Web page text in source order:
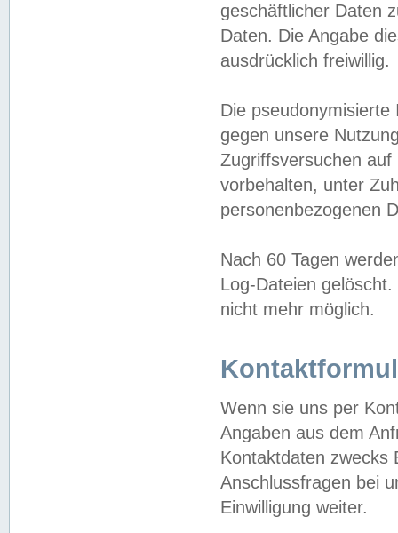
geschäftlicher Daten
Daten. Die Angabe
ausdrücklich freiwillig.
Die
gegen unsere
Zugriffsversuchen
vorbehalten, unter
personenbezogenen
Nach 60 Tagen
Log-Dateien
nicht mehr möglich.
Wenn sie uns per
Angaben aus dem
Kontaktdaten zwecks
Anschlussfragen bei
Einwilligung weiter.